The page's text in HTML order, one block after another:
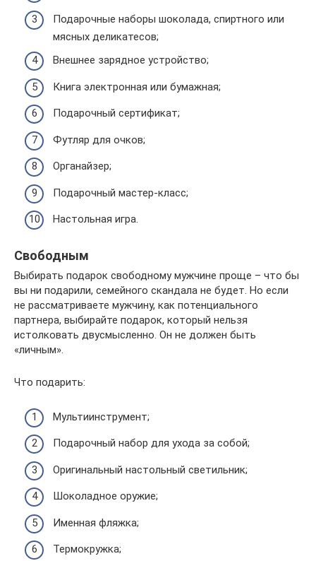
Подарочные наборы шоколада, спиртного или
мясных деликатесов;
Внешнее зарядное устройство;
Книга электронная или бумажная;
Подарочный сертификат;
Футляр для очков;
Органайзер;
Подарочный мастер-класс;
Настольная игра.
Свободным
Выбирать подарок свободному мужчине проще – что бы
вы ни подарили, семейного скандала не будет. Но если
не рассматриваете мужчину, как потенциального
партнера, выбирайте подарок, который нельзя
истолковать двусмысленно. Он не должен быть
«личным».
Что подарить:
Мультиинструмент;
Подарочный набор для ухода за собой;
Оригинальный настольный светильник;
Шоколадное оружие;
Именная фляжка;
Термокружка;